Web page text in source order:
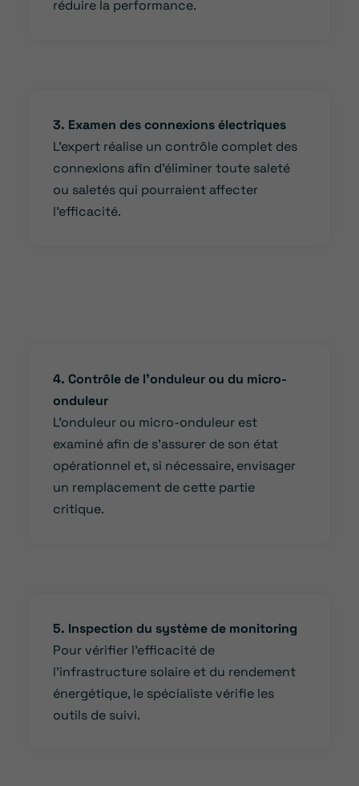
réduire la performance.
3. Examen des connexions électriques
L’expert réalise un contrôle complet des
connexions afin d’éliminer toute saleté
ou saletés qui pourraient affecter
l’efficacité.
4. Contrôle de l’onduleur ou du micro-
onduleur
L’onduleur ou micro-onduleur est
examiné afin de s’assurer de son état
opérationnel et, si nécessaire, envisager
un remplacement de cette partie
critique.
5. Inspection du système de monitoring
Pour vérifier l’efficacité de
l’infrastructure solaire et du rendement
énergétique, le spécialiste vérifie les
outils de suivi.